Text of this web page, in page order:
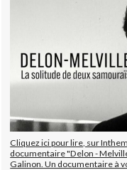
Cliquez ici pour lire, sur
documentaire "Delon -
Galinon. Un documentaire à